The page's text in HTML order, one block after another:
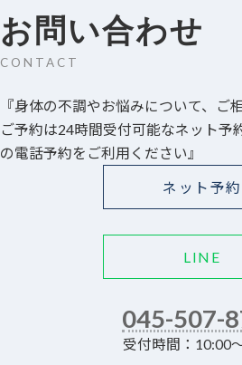
お問い合わせ
CONTACT
『身体の不調やお悩みについて、ご
ご予約は24時間受付可能なネット予
の電話予約をご利用ください』
ネット予約
LINE
045-507-
受付時間：10:00